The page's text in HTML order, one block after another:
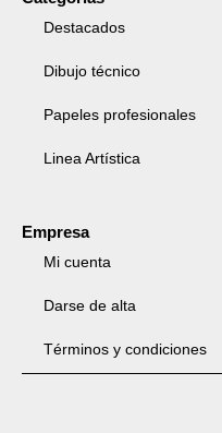
Destacados
Dibujo técnico
Papeles profesionales
Linea Artística
Empresa
Mi cuenta
Darse de alta
Términos y condiciones